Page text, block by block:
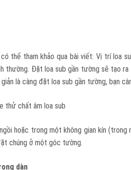
thể tham khảo qua bài viết: Vị trí loa
Đặt loa sub gần tường sẽ tạo
là càng đặt loa sub gần tường, bạn
thử chất âm loa sub
hoặc trong một không gian kín
chúng ở một góc tường.
dàn